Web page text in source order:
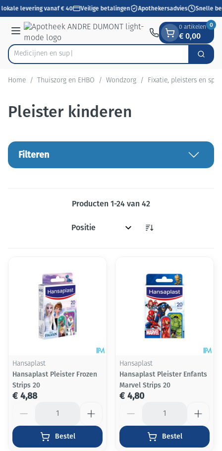
Ga naar de inhoud
1 van 1
levering vanaf € 40 Veilige betalingen Apothekersadvies Snelle
Menu
Product, merk, categorie... Zoek
0 artikelen
€ 0,00
0
Home / Thuiszorg en EHBO / Wondzorg / Fixatie, pleisters en
Pleister kinderen
Filteren
Producten 1-24 van 42
Sorteer op:
Hansaplast
Hansaplast Pleister Frozen
Strips 20
€ 4,88
Bestel
Hansaplast
Hansaplast Pleister Enfants
Marvel Strips 20
€ 4,80
Bestel